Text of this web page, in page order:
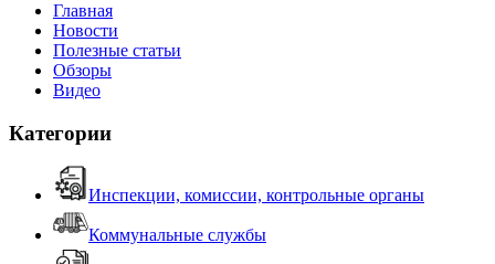
Главная
Новости
Полезные статьи
Обзоры
Видео
Категории
Инспекции, комиссии, контрольные органы
Коммунальные службы